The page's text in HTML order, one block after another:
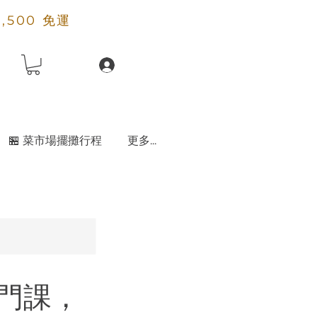
免運
🏪 菜市場擺攤行程 更多...
課，